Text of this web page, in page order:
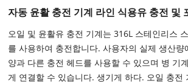
자동 윤활 충전 기계 라인 식용유 충전 및
오일 및 윤활유 충전 기계는 316L 스테인리스
를 사용하여 충전합니다. 사용자의 실제 생산
양과 다른 충전 헤드를 사용할 수 있으며 병 기
게 연결할 수 있습니다. 생기게 하다. 오일 충전